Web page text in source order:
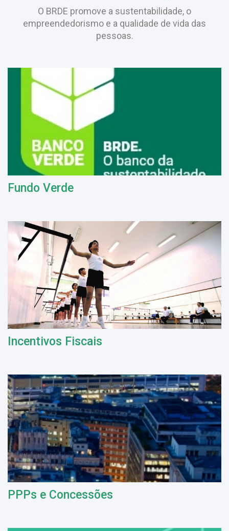
O BRDE promove a sustentabilidade, o
empreendedorismo e a qualidade de vida das
pessoas.
Fundo Verde
Incentivos Fiscais
PPPs e Concessões